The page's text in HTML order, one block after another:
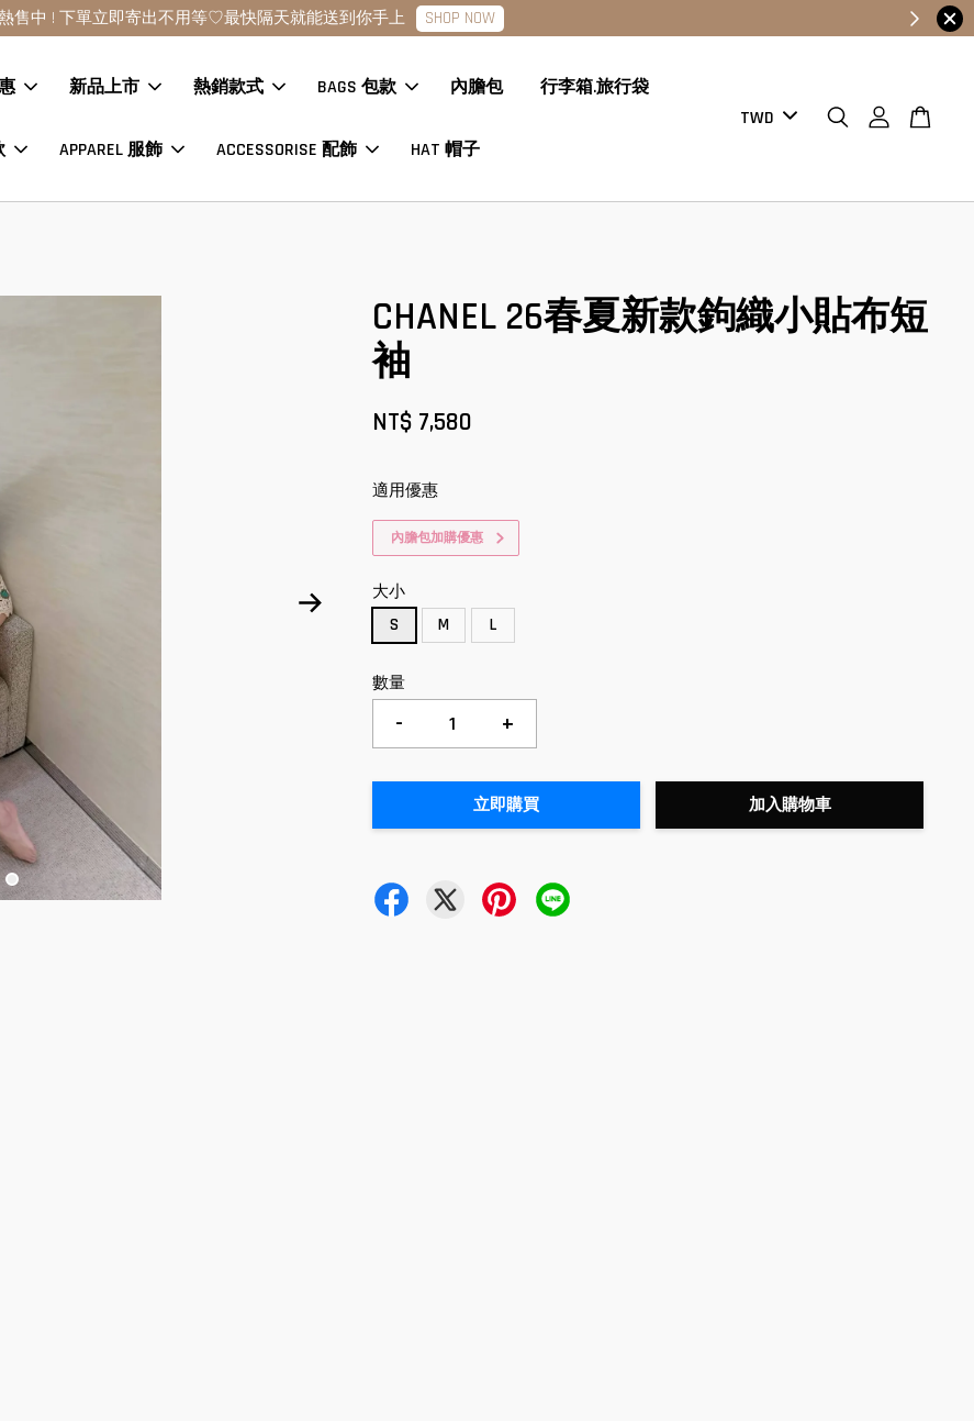
售中 ! 下單立即寄出不用等♡最快隔天就能送到你手上 SHOP NOW
新品上市 熱銷款式 BAGS 包款 內膽包 行李箱.旅行袋
APPAREL 服飾 ACCESSORISE 配飾 HAT 帽子
CHANEL 26春夏新款鉤織小貼布短
袖
NT$ 7,580
適用優惠
內膽包加購優惠
大小
S
M L
數量
- +
立即購買 加入購物車